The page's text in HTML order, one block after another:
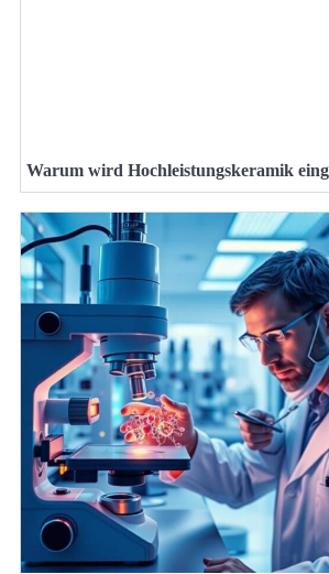
Warum wird Hochleistungskeramik